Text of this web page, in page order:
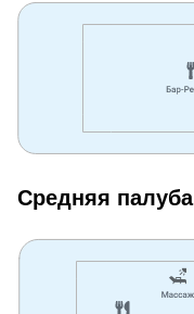
Средняя палуба